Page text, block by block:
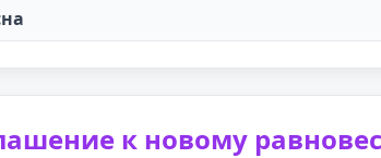
к новому